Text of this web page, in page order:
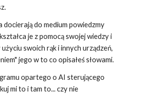
docierają do medium powiedzmy
je z pomocą swojej wiedzy i
swoich rąk i innych urządzeń,
jego w to co opisałeś słowami.
opartego o AI sterującego
mi to i tam to... czy nie